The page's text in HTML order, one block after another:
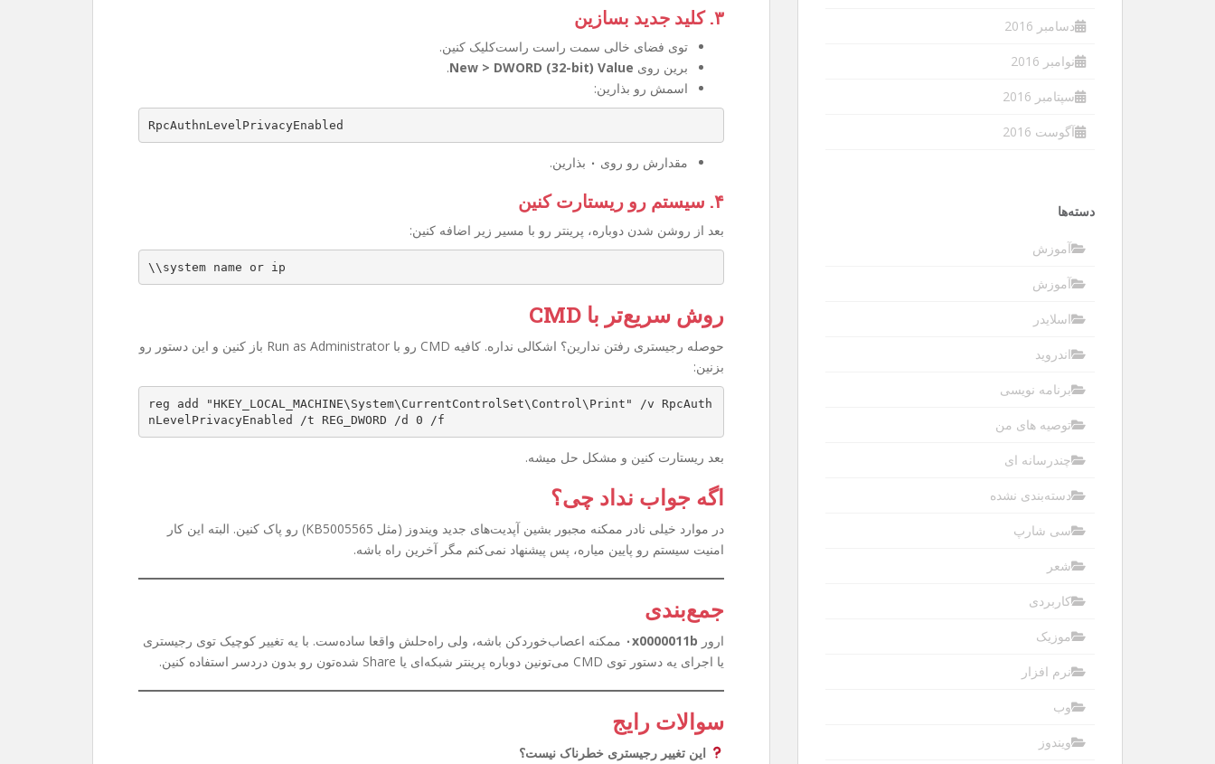
۳. کلید جدید بسازین
توی فضای خالی سمت راست راست‌کلیک کنین.
برین روی New > DWORD (32-bit) Value
.
اسمش رو بذارین:
RpcAuthnLevelPrivacyEnabled
مقدارش رو روی ۰ بذارین.
۴. سیستم رو ریستارت کنین
بعد از روشن شدن دوباره، پرینتر رو با مسیر زیر اضافه کنین:
\\system name or ip
روش سریع‌تر با CMD
حوصله رجیستری رفتن ندارین؟ اشکالی نداره. کافیه CMD رو با Run as Administrator باز کنین و این دستور رو
بزنین:
reg add "HKEY_LOCAL_MACHINE\System\CurrentControlSet\Control\Print" /v RpcAuth
nLevelPrivacyEnabled /t REG_DWORD /d 0 /f
بعد ریستارت کنین و مشکل حل میشه.
اگه جواب نداد چی؟
در موارد خیلی نادر ممکنه مجبور بشین آپدیت‌های جدید ویندوز (مثل KB5005565) رو پاک کنین. البته این کار
امنیت سیستم رو پایین میاره، پس پیشنهاد نمی‌کنم مگر آخرین راه باشه.
جمع‌بندی
ارور ۰x0000011b ممکنه اعصاب‌خوردکن باشه، ولی راه‌حلش واقعا ساده‌ست. با یه تغییر کوچیک توی رجیستری
یا اجرای یه دستور توی CMD می‌تونین دوباره پرینتر شبکه‌ای یا Share شده‌تون رو بدون دردسر استفاده کنین.
سوالات رایج
این تغییر رجیستری خطرناک نیست؟
دسامبر 2016
نوامبر 2016
سپتامبر 2016
آگوست 2016
دسته‌ها
آموزش
آموزش
اسلایدر
اندروید
برنامه نویسی
توصیه های من
چندرسانه ای
دسته‌بندی نشده
سی شارپ
شعر
کاربردی
موزیک
نرم افزار
وب
ویندوز